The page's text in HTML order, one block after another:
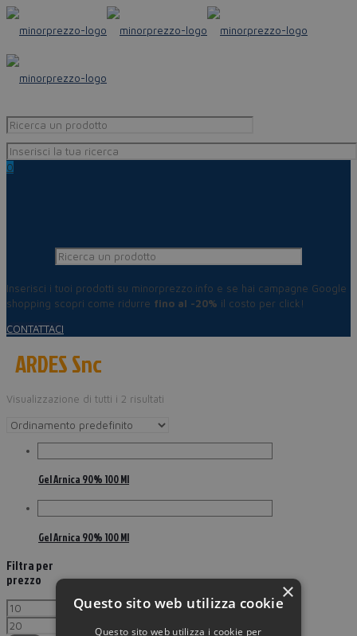
0
Inserisci i tuoi prodotti su minorprezzo.info e se hai campagne Google
shopping scopri come ridurre fino al -20% il costo per click!
CONTATTACI
ARDES Snc
Visualizzazione di tutti i 2 risultati
Gel Arnica 90% 100 Ml
Gel Arnica 90% 100 Ml
Filtra per
prezzo
×
Questo sito web utilizza cookie
Questo sito web utilizza i cookie per